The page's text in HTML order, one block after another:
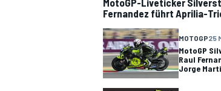
Fernandez führt Aprilia-
MOTOGP25
MotoGP
Raul
Jorge